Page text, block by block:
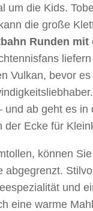
um die Kids.
die große
Runden mit
Vulkan, bevor
ab geht es
Ecke für
können
und
eine warme